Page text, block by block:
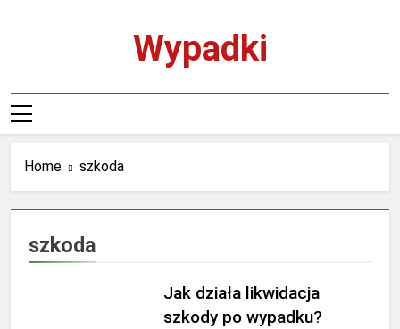
Wypadki
Home szkoda
szkoda
Jak działa likwidacja
szkody po wypadku?